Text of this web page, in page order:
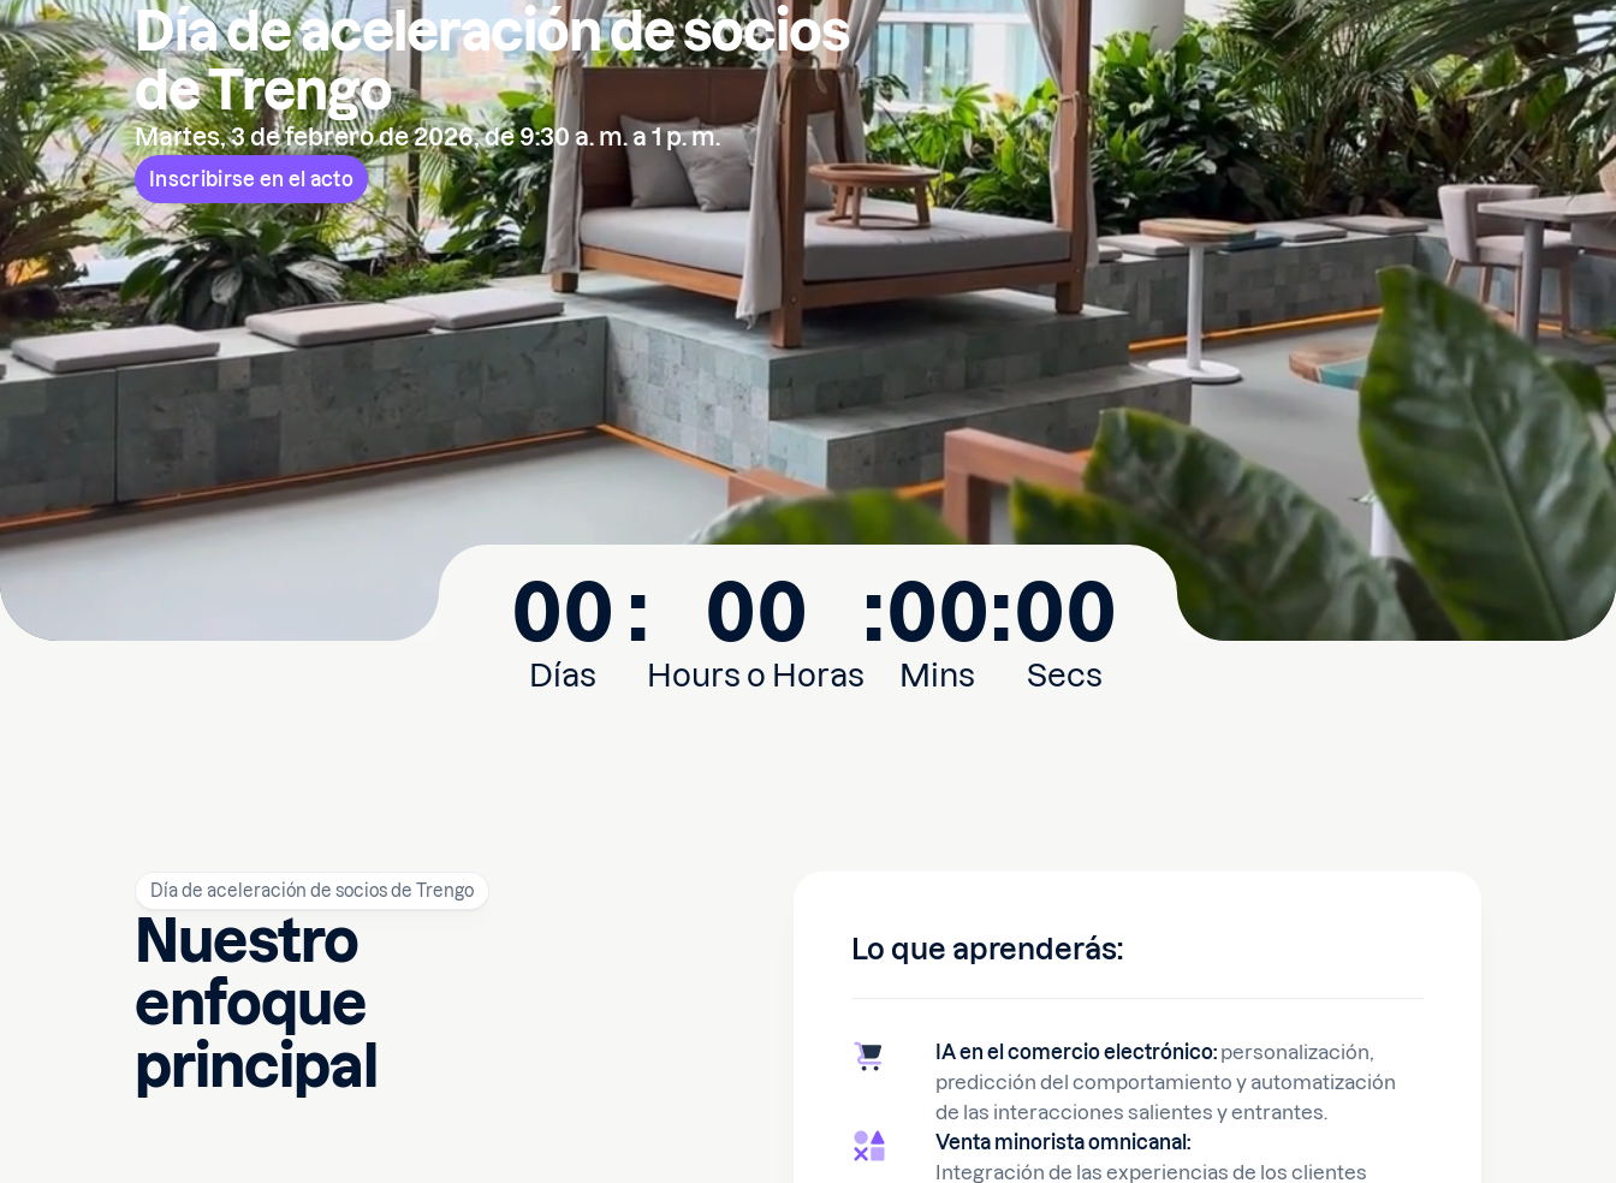
Día de aceleración de socios
de Trengo
Martes, 3 de febrero de 2026, de 9:30 a. m. a 1 p. m.
Inscribirse en el acto
00
Días
: 00
Hours o Horas
:00
Mins
:00
Secs
Día de aceleración de socios de Trengo
Nuestro
enfoque
principal
Lo que aprenderás:
IA en el comercio electrónico: personalización,
predicción del comportamiento y automatización
de las interacciones salientes y entrantes.
Venta minorista omnicanal:
Integración de las experiencias de los clientes